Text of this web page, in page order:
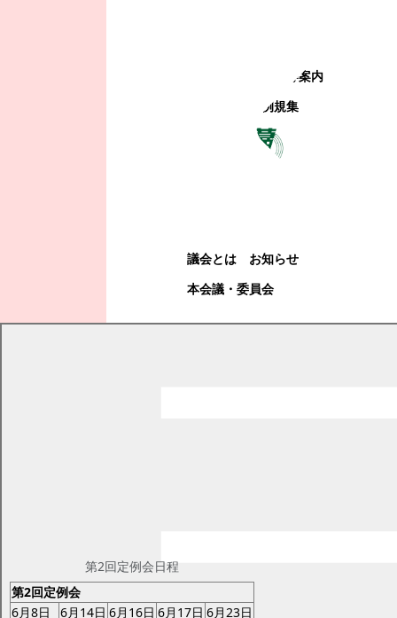
観光地・公共施設等案内
電子掲示場・例規集
議会とは
お知らせ
本会議・委員会
第2回定例会日程
第2回定例会
6月8日
6月14日 6月16日 6月17日 6月23日